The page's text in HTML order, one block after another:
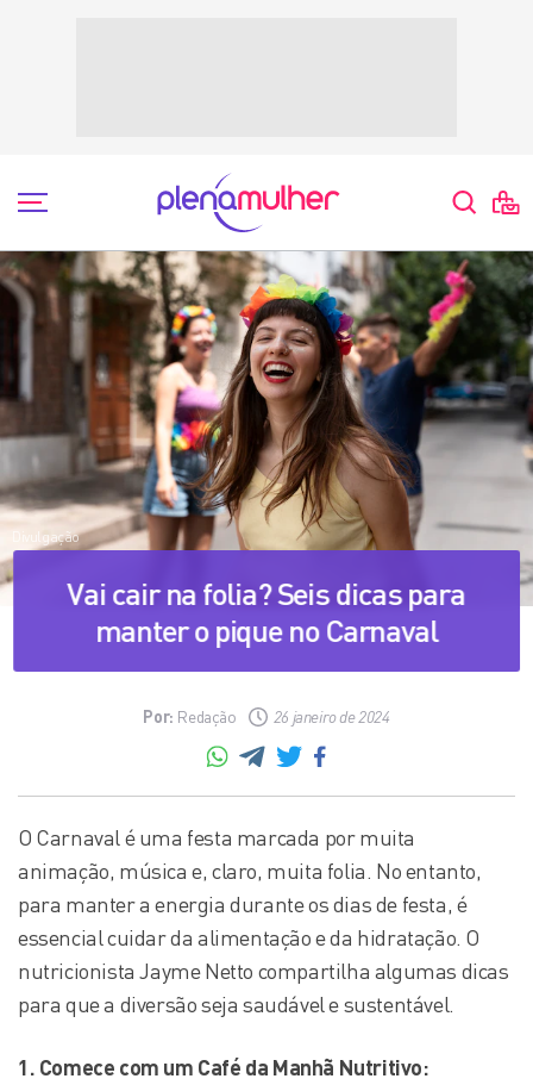
Festa
Divulgação
Vai cair na folia? Seis dicas para
manter o pique no Carnaval
Por: Redação 26 janeiro de 2024
O Carnaval é uma festa marcada por muita
animação, música e, claro, muita folia. No entanto,
para manter a energia durante os dias de festa, é
essencial cuidar da alimentação e da hidratação. O
nutricionista Jayme Netto compartilha algumas dicas
para que a diversão seja saudável e sustentável.
1. Comece com um Café da Manhã Nutritivo: